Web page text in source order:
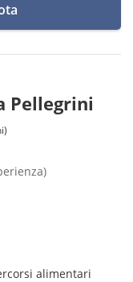
Pellegrini
alimentari